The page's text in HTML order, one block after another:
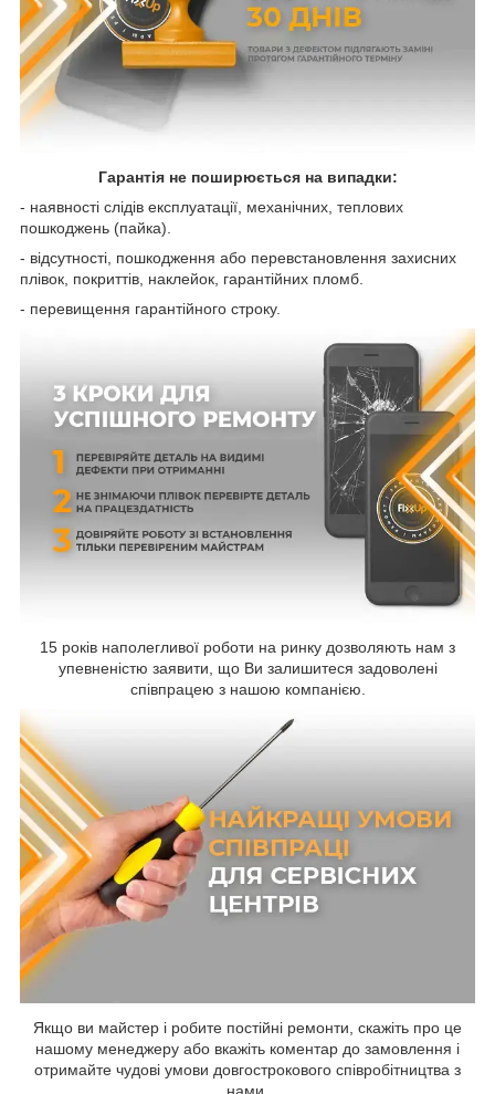
Гарантія не поширюється на випадки:
- наявності слідів експлуатації, механічних, теплових
пошкоджень (пайка).
- відсутності, пошкодження або перевстановлення захисних
плівок, покриттів, наклейок, гарантійних пломб.
- перевищення гарантійного строку.
15 років наполегливої роботи на ринку дозволяють нам з
упевненістю заявити, що Ви залишитеся задоволені
співпрацею з нашою компанією.
Якщо ви майстер і робите постійні ремонти, скажіть про це
нашому менеджеру або вкажіть коментар до замовлення і
отримайте чудові умови довгострокового співробітництва з